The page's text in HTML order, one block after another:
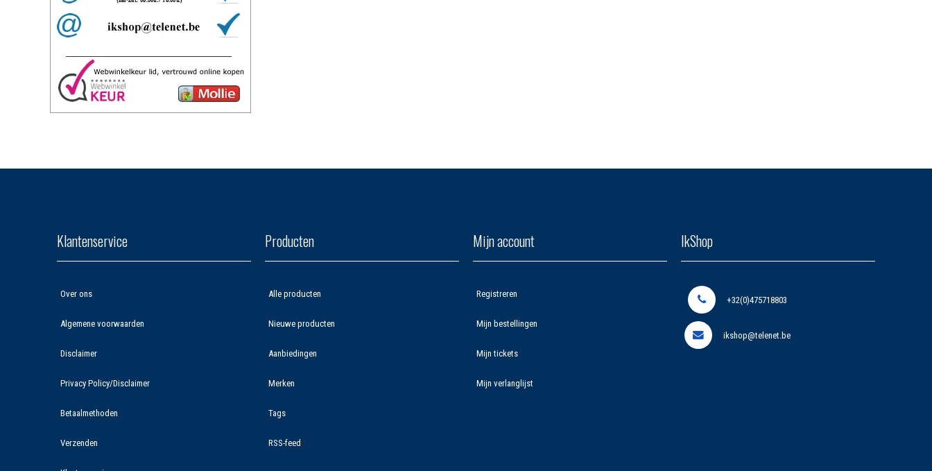
Klantenservice
Over ons
Algemene voorwaarden
Disclaimer
Privacy Policy/Disclaimer
Betaalmethoden
Verzenden
Producten
Alle producten
Nieuwe producten
Aanbiedingen
Merken
Tags
RSS-feed
Mijn account
Registreren
Mijn bestellingen
Mijn tickets
Mijn verlanglijst
IkShop
+32(0)475718803
ikshop@telenet.be